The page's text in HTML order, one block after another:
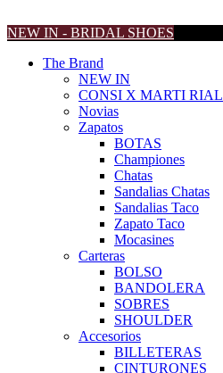
NEW IN - BRIDAL SHOES
The Brand
NEW IN
CONSI X MARTI RIAL
Novias
Zapatos
BOTAS
Championes
Chatas
Sandalias Chatas
Sandalias Taco
Zapato Taco
Mocasines
Carteras
BOLSO
BANDOLERA
SOBRES
SHOULDER
Accesorios
BILLETERAS
CINTURONES